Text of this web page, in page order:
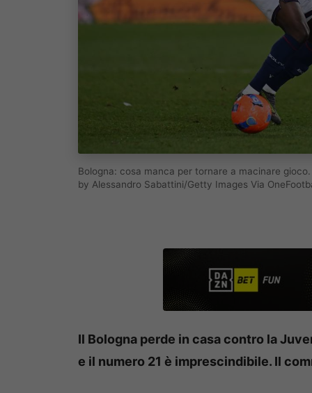
Bologna: cosa manca per tornare a macinare
by Alessandro Sabattini/Getty Images Via
Il Bologna perde in casa contro la
e il numero 21 è imprescindibile. Il